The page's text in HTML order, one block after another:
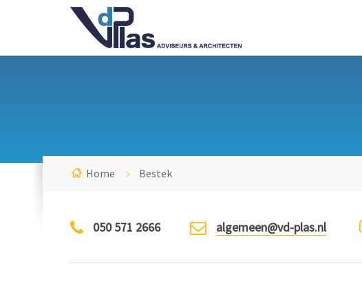
Home Bestek
050 571 2666 algemeen@vd-plas.nl